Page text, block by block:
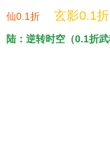
仙0.1折 玄影0.1
陆：逆转时空（0.1折武